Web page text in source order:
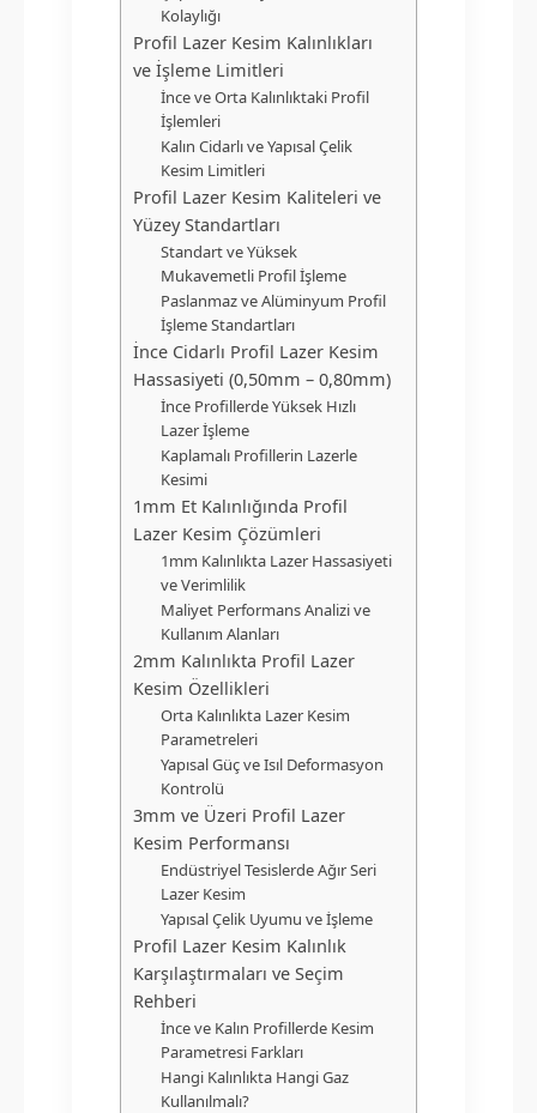
Kolaylığı
Profil Lazer Kesim Kalınlıkları
ve İşleme Limitleri
İnce ve Orta Kalınlıktaki Profil
İşlemleri
Kalın Cidarlı ve Yapısal Çelik
Kesim Limitleri
Profil Lazer Kesim Kaliteleri ve
Yüzey Standartları
Standart ve Yüksek
Mukavemetli Profil İşleme
Paslanmaz ve Alüminyum Profil
İşleme Standartları
İnce Cidarlı Profil Lazer Kesim
Hassasiyeti (0,50mm – 0,80mm)
İnce Profillerde Yüksek Hızlı
Lazer İşleme
Kaplamalı Profillerin Lazerle
Kesimi
1mm Et Kalınlığında Profil
Lazer Kesim Çözümleri
1mm Kalınlıkta Lazer Hassasiyeti
ve Verimlilik
Maliyet Performans Analizi ve
Kullanım Alanları
2mm Kalınlıkta Profil Lazer
Kesim Özellikleri
Orta Kalınlıkta Lazer Kesim
Parametreleri
Yapısal Güç ve Isıl Deformasyon
Kontrolü
3mm ve Üzeri Profil Lazer
Kesim Performansı
Endüstriyel Tesislerde Ağır Seri
Lazer Kesim
Yapısal Çelik Uyumu ve İşleme
Profil Lazer Kesim Kalınlık
Karşılaştırmaları ve Seçim
Rehberi
İnce ve Kalın Profillerde Kesim
Parametresi Farkları
Hangi Kalınlıkta Hangi Gaz
Kullanılmalı?